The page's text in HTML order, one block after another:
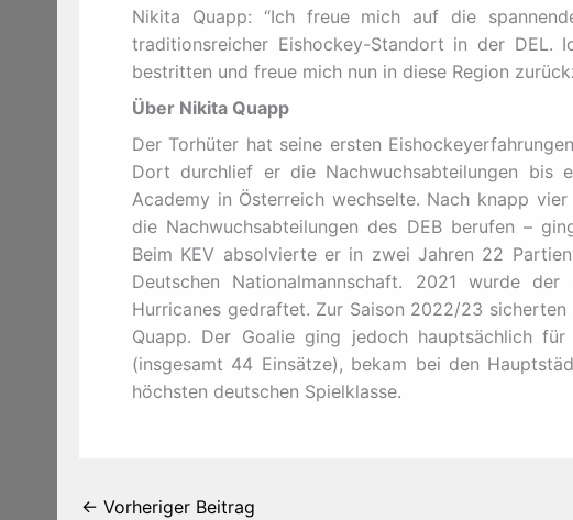
Nikita Quapp: “Ich freue mich auf die
traditionsreicher Eishockey-Standort in der DEL.
bestritten und freue mich nun in diese Region
Über Nikita Quapp
Der Torhüter hat seine ersten
Dort durchlief er die Nachwuchsabteilungen bis
Academy in Österreich wechselte. Nach knapp
die Nachwuchsabteilungen des DEB berufen –
Beim KEV absolvierte er in zwei Jahren 22
Deutschen Nationalmannschaft. 2021 wurde
Hurricanes gedraftet. Zur Saison 2022/23
Quapp. Der Goalie ging jedoch hauptsächlich
(insgesamt 44 Einsätze), bekam bei den
höchsten deutschen Spielklasse.
← Vorheriger Beitrag